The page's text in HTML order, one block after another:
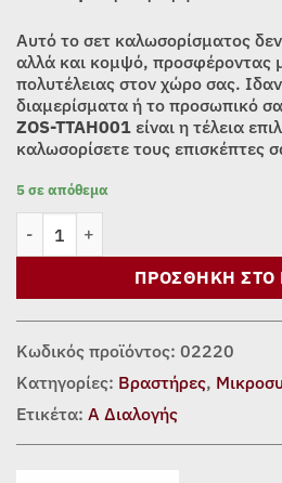
Αυτό το σετ καλωσορίσματος
αλλά και κομψό, προσφέροντας
πολυτέλειας στον χώρο σας.
διαμερίσματα ή το προσωπικό
ZOS-TTAH001 είναι η τέλεια
καλωσορίσετε τους επισκέπτες
5 σε απόθεμα
ΠΡΟΣΘΉΚΗ ΣΤΟ
Κωδικός προϊόντος: 02220
Κατηγορίες: Βραστήρες,
Ετικέτα: Α Διαλογής